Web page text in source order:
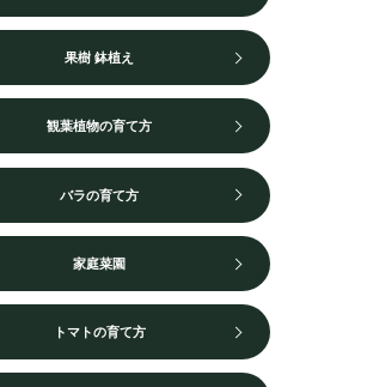
果樹 鉢植え
観葉植物の育て方
バラの育て方
家庭菜園
トマトの育て方